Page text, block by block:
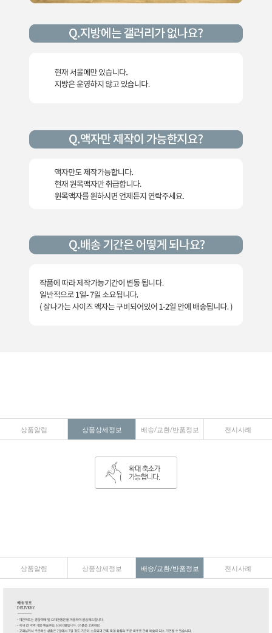
상품알림 상품상세정보 배송/교환/반품정보 전시사례
상품알림 상품상세정보 배송/교환/반품정보 전시사례